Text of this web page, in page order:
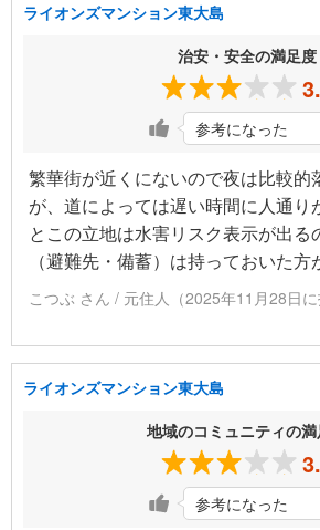
ライオンズマンション東大島
治安・安全の満足度
参考になった
繁華街が近くにないので夜は比較的
が、道によっては遅い時間に人通り
とこの立地は水害リスク表示が出る
（避難先・備蓄）は持っておいた方
こつぶ さん / 元住人（2025年11月28日に
ライオンズマンション東大島
地域のコミュニティの
参考になった